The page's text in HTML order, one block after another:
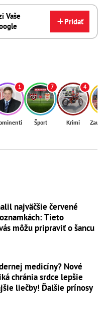
Vaše
Pridať
1 7
Šport
4
Krimi
najväčšie červené
Tieto
môžu pripraviť o šancu
medicíny? Nové
chránia srdce lepšie
liečby! Ďalšie prínosy